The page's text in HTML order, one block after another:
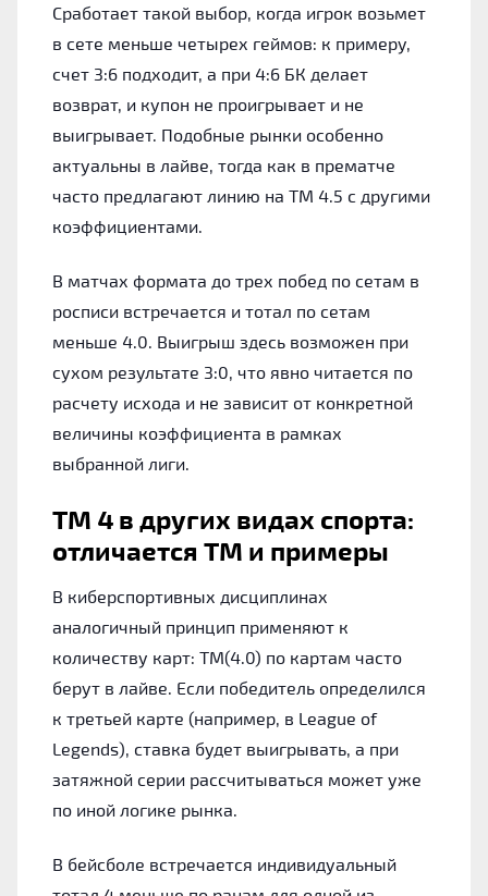
Сработает такой выбор, когда игрок возьмет
в сете меньше четырех геймов: к примеру,
счет 3:6 подходит, а при 4:6 БК делает
возврат, и купон не проигрывает и не
выигрывает. Подобные рынки особенно
актуальны в лайве, тогда как в прематче
часто предлагают линию на ТМ 4.5 с другими
коэффициентами.
В матчах формата до трех побед по сетам в
росписи встречается и тотал по сетам
меньше 4.0. Выигрыш здесь возможен при
сухом результате 3:0, что явно читается по
расчету исхода и не зависит от конкретной
величины коэффициента в рамках
выбранной лиги.
ТМ 4 в других видах спорта:
отличается ТМ и примеры
В киберспортивных дисциплинах
аналогичный принцип применяют к
количеству карт: ТМ(4.0) по картам часто
берут в лайве. Если победитель определился
к третьей карте (например, в League of
Legends), ставка будет выигрывать, а при
затяжной серии рассчитываться может уже
по иной логике рынка.
В бейсболе встречается индивидуальный